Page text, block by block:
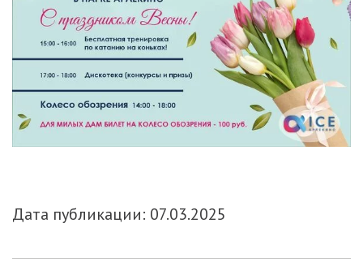
Дата публикации: 07.03.2025